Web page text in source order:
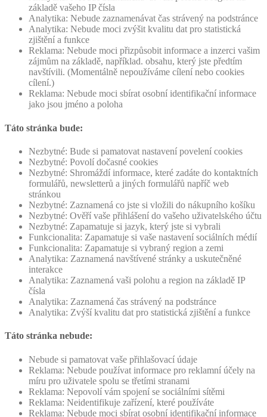
základě vašeho IP čísla
Analytika: Nebude zaznamenávat čas strávený na podstránce
Analytika: Nebude moci zvýšit kvalitu dat pro statistická
zjištění a funkce
Reklama: Nebude moci přizpůsobit informace a inzerci vašim
zájmům na základě, například. obsahu, který jste předtím
navštívili. (Momentálně nepoužíváme cílení nebo cookies
cílení.)
Reklama: Nebude moci sbírat osobní identifikační informace
jako jsou jméno a poloha
Táto stránka bude:
Nezbytné: Bude si pamatovat nastavení povelení cookies
Nezbytné: Povolí dočasné cookies
Nezbytné: Shromáždí informace, které zadáte do kontaktních
formulářů, newsletterů a jiných formulářů napříč web
stránkou
Nezbytné: Zaznamená co jste si vložili do nákupního košíku
Nezbytné: Ověří vaše přihlášení do vašeho uživatelského účtu
Nezbytné: Zapamatuje si jazyk, který jste si vybrali
Funkcionalita: Zapamatuje si vaše nastavení sociálních médií
Funkcionalita: Zapamatuje si vybraný region a zemi
Analytika: Zaznamená navštívené stránky a uskutečněné
interakce
Analytika: Zaznamená vaši polohu a region na základě IP
čísla
Analytika: Zaznamená čas strávený na podstránce
Analytika: Zvýší kvalitu dat pro statistická zjištění a funkce
Táto stránka nebude:
Nebude si pamatovat vaše přihlašovací údaje
Reklama: Nebude používat informace pro reklamní účely na
míru pro uživatele spolu se třetími stranami
Reklama: Nepovolí vám spojení se sociálními sítěmi
Reklama: Neidentifikuje zařízení, které používáte
Reklama: Nebude moci sbírat osobní identifikační informace